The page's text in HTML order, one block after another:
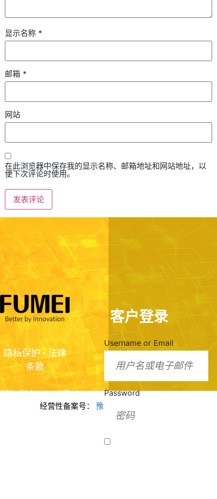
显示名称 *
邮箱 *
网站
在此浏览器中保存我的显示名称、邮箱地址和网站地址，以
便下次评论时使用。
隐私保护•法律
条款
美脂质化学（河
客户登录
Username or Email
Password
经营性备案号： 豫ICP备2024099943号